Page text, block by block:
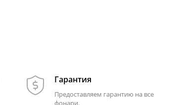
Гарантия
Предоставляем гарантию на все
фонари.